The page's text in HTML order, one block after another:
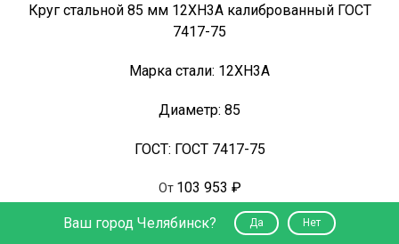
Круг стальной 85 мм 12ХН3А калиброванный ГОСТ
7417-75
Марка стали: 12ХН3А
Диаметр: 85
ГОСТ: ГОСТ 7417-75
От 103 953 ₽
Купить
Ваш город Челябинск? Да Нет